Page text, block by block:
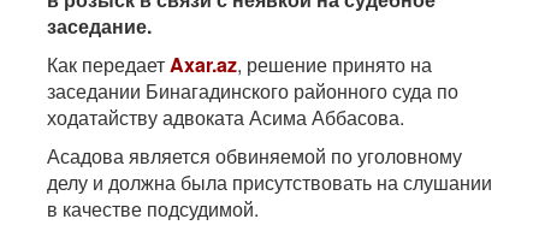
заседание.
Как передаетAxar.az, решение принято на
заседании Бинагадинского районного суда по
ходатайству адвоката Асима Аббасова.
Асадова является обвиняемой по уголовному
делу и должна была присутствовать на слушании
в качестве подсудимой.